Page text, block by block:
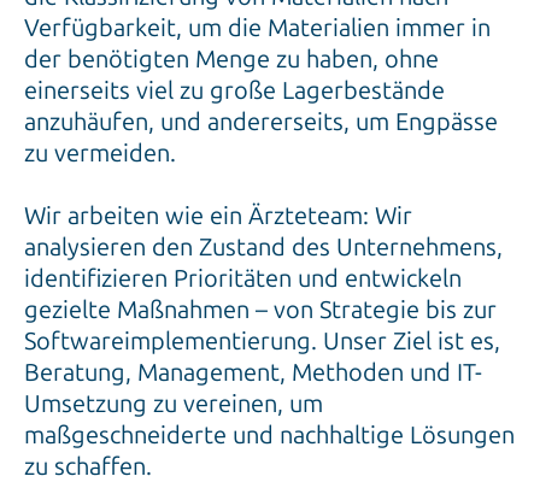
Verfügbarkeit, um die Materialien immer in
der benötigten Menge zu haben, ohne
einerseits viel zu große Lagerbestände
anzuhäufen, und andererseits, um Engpässe
zu vermeiden.
Wir arbeiten wie ein Ärzteteam: Wir
analysieren den Zustand des Unternehmens,
identifizieren Prioritäten und entwickeln
gezielte Maßnahmen – von Strategie bis zur
Softwareimplementierung. Unser Ziel ist es,
Beratung, Management, Methoden und IT-
Umsetzung zu vereinen, um
maßgeschneiderte und nachhaltige Lösungen
zu schaffen.